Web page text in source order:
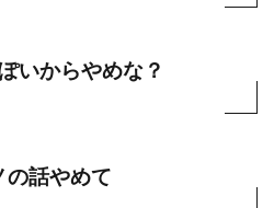
いからやめな？
の話やめて